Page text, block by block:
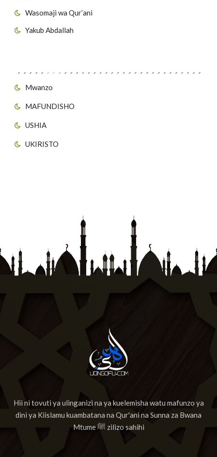
Wasomaji wa Qur’ani
Yakub Abdallah
Mwanzo
MAFUNDISHO
USHIA
UKIRISTO
Hii ni tovuti ya ulinganizi na ya kuelemisha watu mafunzo ya
dini ya Kiislamu kuambatana na Qur'ani na Sunna za Bwana
Mtume ﷺ zilizo sahihi